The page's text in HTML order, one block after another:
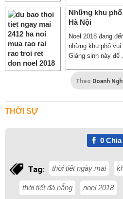
Những khu
Hà Nội
Noel 2018 đang
những khu phố
Giáng sinh này để
Theo Doanh
THỜI SỰ
0Chia
Tag: thời tiết ngày mai
thời tiết đà nẵng noel 2018